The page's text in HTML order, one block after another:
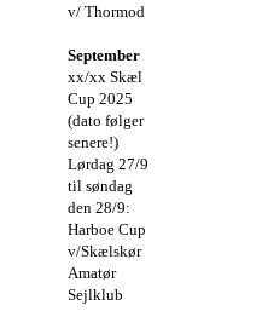
v/ Thormod
September
xx/xx Skæl
Cup 2025
(dato følger
senere!)
Lørdag 27/9
til søndag
den 28/9:
Harboe Cup
v/Skælskør
Amatør
Sejlklub